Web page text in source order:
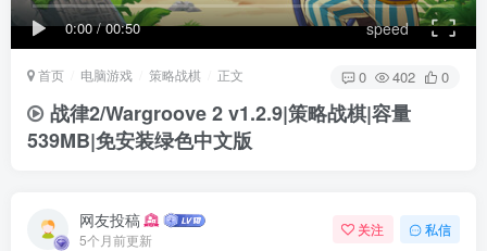
0:00/00:50 speed
首页 电脑游戏 策略战棋 正文 0 402 0
战律2/Wargroove 2 v1.2.9|策略战棋|容量
539MB|免安装绿色中文版
网友投稿
5个月前更新
关注 私信